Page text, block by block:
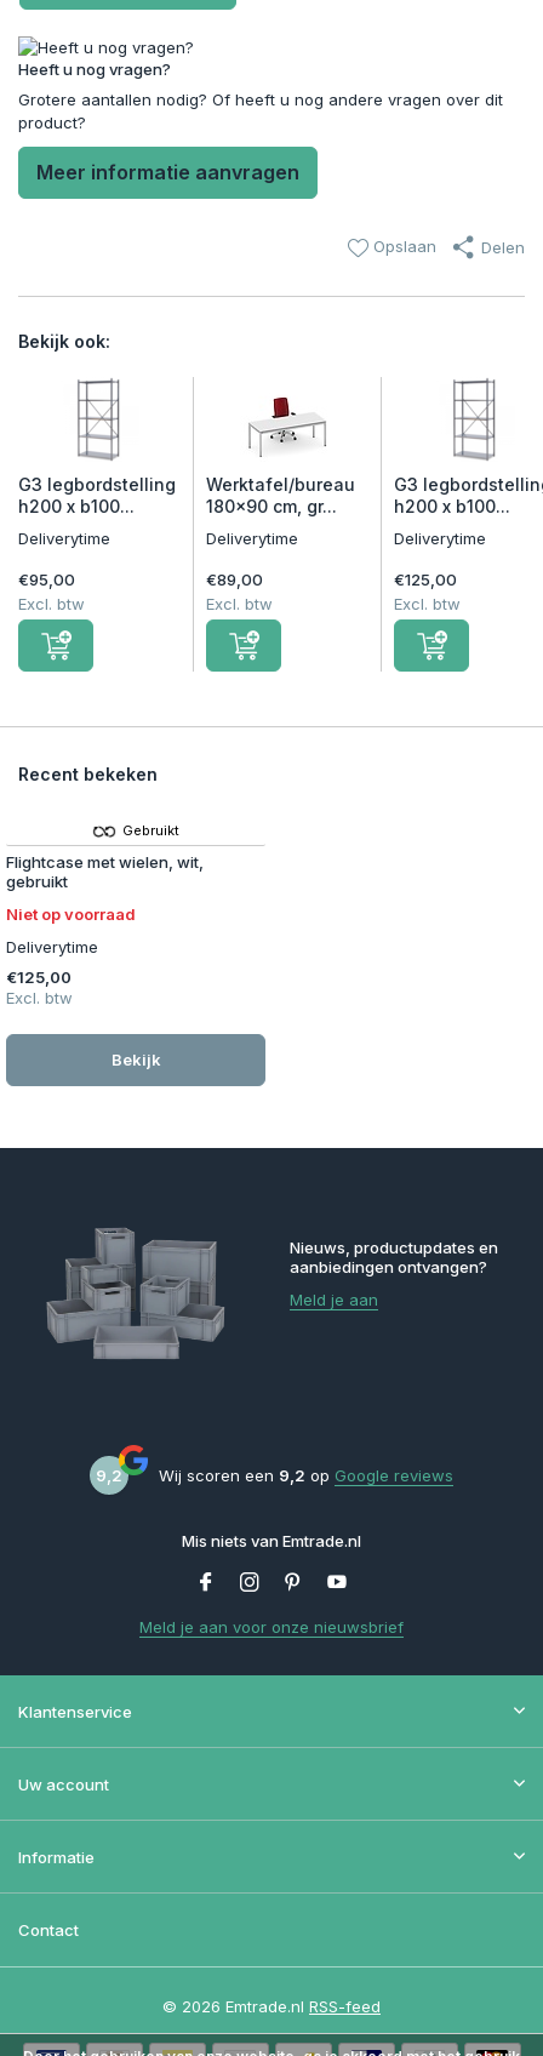
Heeft u nog vragen?
Grotere aantallen nodig? Of heeft u nog andere vragen over dit
product?
Meer informatie aanvragen
Opslaan Delen
Bekijk ook:
G3 legbordstelling
h200 x b100...
Deliverytime
€95,00
Excl. btw
Werktafel/bureau
180x90 cm, gr...
Deliverytime
€89,00
Excl. btw
G3
h200 x b100...
Deliverytime
€125,00
Excl. btw
Recent bekeken
Gebruikt
Flightcase met wielen, wit,
gebruikt
Niet op voorraad
Deliverytime
€125,00
Excl. btw
Bekijk
Nieuws, productupdates en
aanbiedingen ontvangen?
Meld je aan
9,2 Wij scoren een 9,2 op Google reviews
Mis niets van Emtrade.nl
Meld je aan voor onze nieuwsbrief
Klantenservice
Uw account
Informatie
Contact
© 2026 Emtrade.nl RSS-feed